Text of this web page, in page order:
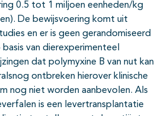
0.5 tot 1 miljoen eenheden/kg
De bewijsvoering komt uit
en er is geen gerandomiseerd
van dierexperimenteel
dat polymyxine B van nut kan
ontbreken hierover klinische
nog niet worden aanbevolen. Als
is een levertransplantatie